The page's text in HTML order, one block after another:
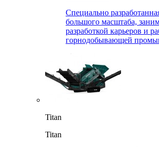
Специально
большого масштаба,
разработкой карьеров и
горнодобывающей
Titan
Titan